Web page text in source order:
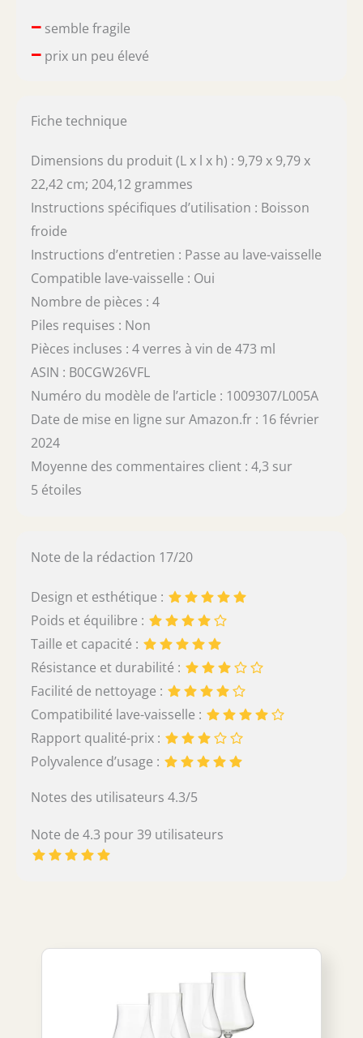
–semble fragile
–prix un peu élevé
Fiche technique
Dimensions du produit (L x l x h) : 9,79 x 9,79 x
22,42 cm; 204,12 grammes
Instructions spécifiques d’utilisation : Boisson
froide
Instructions d’entretien : Passe au lave-vaisselle
Compatible lave-vaisselle : Oui
Nombre de pièces : 4
Piles requises : Non
Pièces incluses : 4 verres à vin de 473 ml
ASIN : B0CGW26VFL
Numéro du modèle de l’article : 1009307/L005A
Date de mise en ligne sur Amazon.fr : 16 février
2024
Moyenne des commentaires client : 4,3 sur
5 étoiles
Note de la rédaction 17/20
Design et esthétique :
Poids et équilibre :
Taille et capacité :
Résistance et durabilité :
Facilité de nettoyage :
Compatibilité lave-vaisselle :
Rapport qualité-prix :
Polyvalence d’usage :
Notes des utilisateurs 4.3/5
Note de 4.3 pour 39 utilisateurs